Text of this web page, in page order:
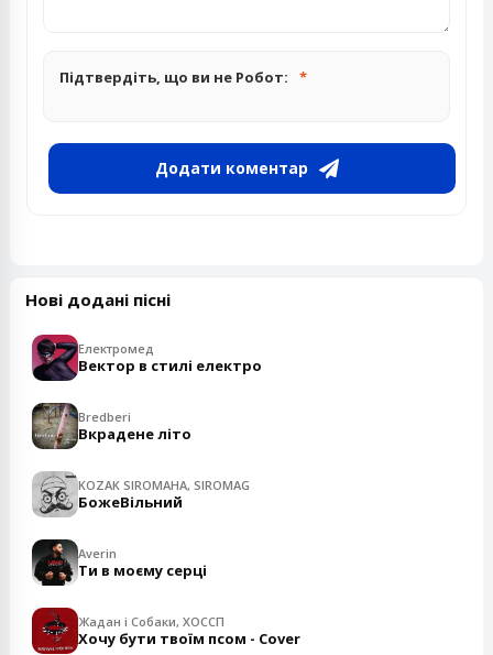
Підтвердіть, що ви не Робот:
Додати коментар
Нові додані пісні
Електромед
Вектор в стилі електро
Bredberi
Вкрадене літо
KOZAK SIROMAHA, SIROMAG
БожеВільний
Averin
Ти в моєму серці
Жадан і Собаки, ХОССП
Хочу бути твоїм псом - Cover